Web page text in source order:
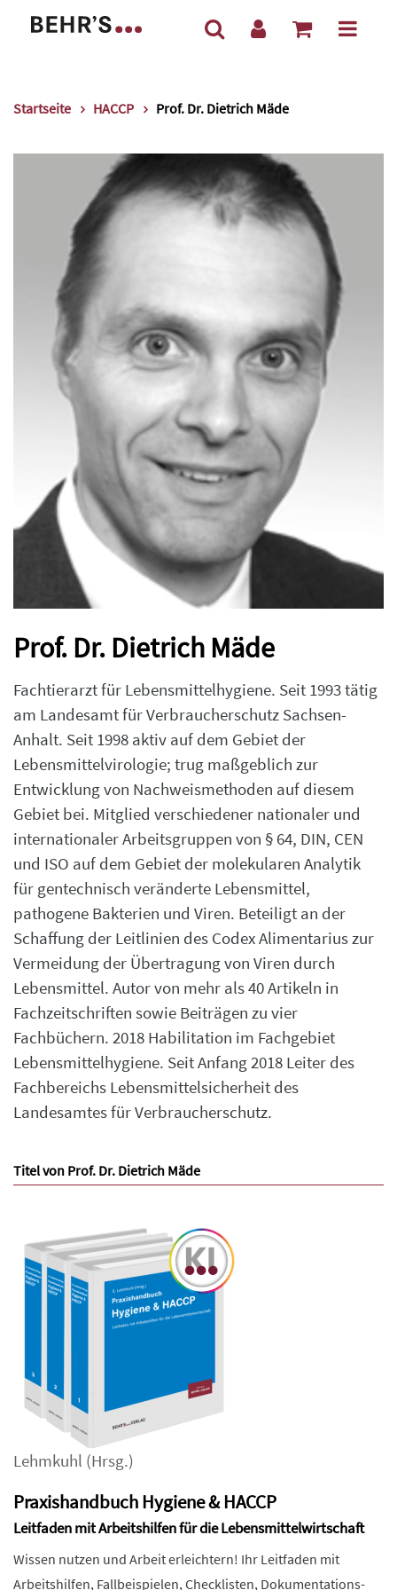
Startseite HACCP Prof. Dr. Dietrich Mäde
Prof. Dr. Dietrich Mäde
Fachtierarzt für Lebensmittelhygiene. Seit 1993 tätig
am Landesamt für Verbraucherschutz Sachsen-
Anhalt. Seit 1998 aktiv auf dem Gebiet der
Lebensmittelvirologie; trug maßgeblich zur
Entwicklung von Nachweismethoden auf diesem
Gebiet bei. Mitglied verschiedener nationaler und
internationaler Arbeitsgruppen von § 64, DIN, CEN
und ISO auf dem Gebiet der molekularen Analytik
für gentechnisch veränderte Lebensmittel,
pathogene Bakterien und Viren. Beteiligt an der
Schaffung der Leitlinien des Codex Alimentarius zur
Vermeidung der Übertragung von Viren durch
Lebensmittel. Autor von mehr als 40 Artikeln in
Fachzeitschriften sowie Beiträgen zu vier
Fachbüchern. 2018 Habilitation im Fachgebiet
Lebensmittelhygiene. Seit Anfang 2018 Leiter des
Fachbereichs Lebensmittelsicherheit des
Landesamtes für Verbraucherschutz.
Titel von Prof. Dr. Dietrich Mäde
Lehmkuhl (Hrsg.)
Praxishandbuch Hygiene & HACCP
Leitfaden mit Arbeitshilfen für die Lebensmittelwirtschaft
Wissen nutzen und Arbeit erleichtern! Ihr Leitfaden mit
Arbeitshilfen, Fallbeispielen, Checklisten, Dokumentations-